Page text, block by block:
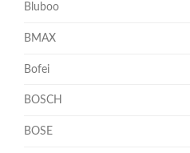
Bluboo
BMAX
Bofei
BOSCH
BOSE